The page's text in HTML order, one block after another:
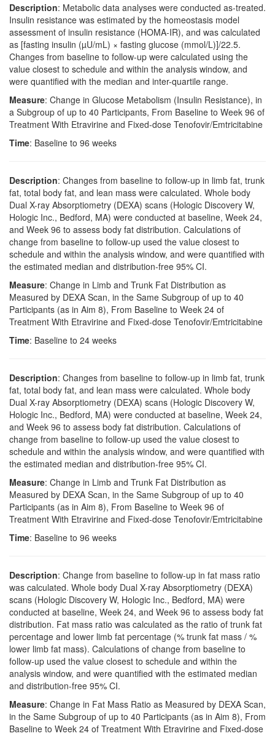
Description: Metabolic data analyses were conducted as-treated.
Insulin resistance was estimated by the homeostasis model
assessment of insulin resistance (HOMA-IR), and was calculated
as [fasting insulin (µU/mL) × fasting glucose (mmol/L)]/22.5.
Changes from baseline to follow-up were calculated using the
value closest to schedule and within the analysis window, and
were quantified with the median and inter-quartile range.
Measure: Change in Glucose Metabolism (Insulin Resistance), in
a Subgroup of up to 40 Participants, From Baseline to Week 96 of
Treatment With Etravirine and Fixed-dose Tenofovir/Emtricitabine
Time: Baseline to 96 weeks
Description: Changes from baseline to follow-up in limb fat, trunk
fat, total body fat, and lean mass were calculated. Whole body
Dual X-ray Absorptiometry (DEXA) scans (Hologic Discovery W,
Hologic Inc., Bedford, MA) were conducted at baseline, Week 24,
and Week 96 to assess body fat distribution. Calculations of
change from baseline to follow-up used the value closest to
schedule and within the analysis window, and were quantified with
the estimated median and distribution-free 95% CI.
Measure: Change in Limb and Trunk Fat Distribution as
Measured by DEXA Scan, in the Same Subgroup of up to 40
Participants (as in Aim 8), From Baseline to Week 24 of
Treatment With Etravirine and Fixed-dose Tenofovir/Emtricitabine
Time: Baseline to 24 weeks
Description: Changes from baseline to follow-up in limb fat, trunk
fat, total body fat, and lean mass were calculated. Whole body
Dual X-ray Absorptiometry (DEXA) scans (Hologic Discovery W,
Hologic Inc., Bedford, MA) were conducted at baseline, Week 24,
and Week 96 to assess body fat distribution. Calculations of
change from baseline to follow-up used the value closest to
schedule and within the analysis window, and were quantified with
the estimated median and distribution-free 95% CI.
Measure: Change in Limb and Trunk Fat Distribution as
Measured by DEXA Scan, in the Same Subgroup of up to 40
Participants (as in Aim 8), From Baseline to Week 96 of
Treatment With Etravirine and Fixed-dose Tenofovir/Emtricitabine
Time: Baseline to 96 weeks
Description: Change from baseline to follow-up in fat mass ratio
was calculated. Whole body Dual X-ray Absorptiometry (DEXA)
scans (Hologic Discovery W, Hologic Inc., Bedford, MA) were
conducted at baseline, Week 24, and Week 96 to assess body fat
distribution. Fat mass ratio was calculated as the ratio of trunk fat
percentage and lower limb fat percentage (% trunk fat mass / %
lower limb fat mass). Calculations of change from baseline to
follow-up used the value closest to schedule and within the
analysis window, and were quantified with the estimated median
and distribution-free 95% CI.
Measure: Change in Fat Mass Ratio as Measured by DEXA Scan,
in the Same Subgroup of up to 40 Participants (as in Aim 8), From
Baseline to Week 24 of Treatment With Etravirine and Fixed-dose